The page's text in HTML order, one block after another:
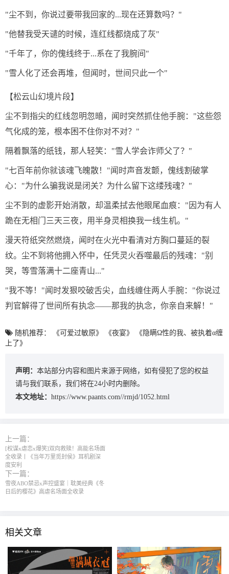
"尘不到，你说过要带我回家的...现在还算数吗？"
"他替我受天谴的时候，连红线都烧成了灰"
"千年了，你的傀线终于...系在了我腕间"
"雪人化了还会再堆，但闻时，世间只此一个"
【松云山幻境片段】
尘不到指尖的红线忽明忽暗，闻时突然抓住他手腕："这些怨
气化成的笼，根本困不住你对不对？"
隔着飘落的纸钱，那人轻笑："雪人学会诈师父了？"
"七百年前你就该魂飞魄散！"闻时声音发颤，傀线割破掌
心："为什么骗我说是闭关？为什么留下这缕残魂？"
尘不到的虚影开始消散，却温柔拭去他眼尾血痕："因为有人
跪在无相门三天三夜，用半身灵相换我一线生机。"
漫天符纸突然燃烧，闻时在火光中看清对方胸口蔓延的裂
纹。尘不到将他拥入怀中，任凭灵火吞噬最后的残魂："别
哭，等雪落满十二座青山..."
"我不等！"闻时发狠咬破舌尖，血线缠住两人手腕："你说过
判官解得了世间所有执念——那我的执念，你亲自来解！"
随机推荐： 《可爱过敏原》 《夜宴》
《隐瞒Ω性的我、被执着α缠
上了》
声明： 本站部分内容和图片来源于网络，如有侵犯了您的权益
请与我们联系，我们将在24小时内删除。
本文地址： https://www.paants.com//rmjd/1052.html
上一篇：
[权谋x虐恋x爆笑]双向救赎！高能名场面
全收录丨《当年万里觅封侯》耳机剧深
度安利
下一篇：
雪夜ABO禁忌x声控盛宴｜耽美经典《冬
日后的樱花》高虐名场面全收录
相关文章